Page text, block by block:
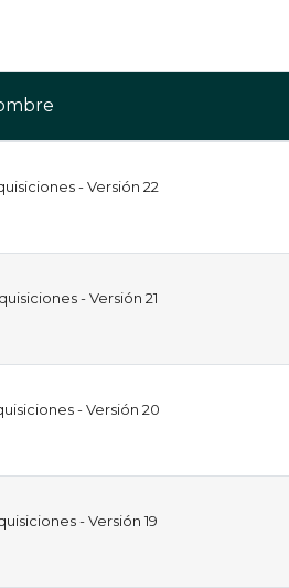
- Versión 22
- Versión 21
- Versión 20
- Versión 19